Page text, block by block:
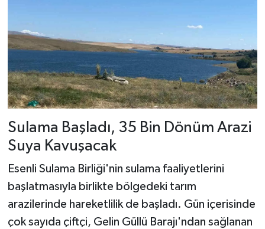
Sulama Başladı, 35 Bin Dönüm Arazi
Suya Kavuşacak
Esenli Sulama Birliği'nin sulama faaliyetlerini
başlatmasıyla birlikte bölgedeki tarım
arazilerinde hareketlilik de başladı. Gün içerisinde
çok sayıda çiftçi, Gelin Güllü Barajı'ndan sağlanan